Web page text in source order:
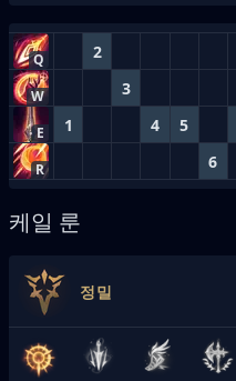
Q 2
W 3
E 1 4 5
R 6
케일 룬
정밀